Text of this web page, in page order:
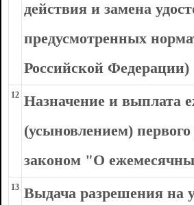
действия и замена
предусмотренных
Российской Федерации)
12 Назначение и выплата
(усыновлением)
законом "О
13 Выдача разрешения на